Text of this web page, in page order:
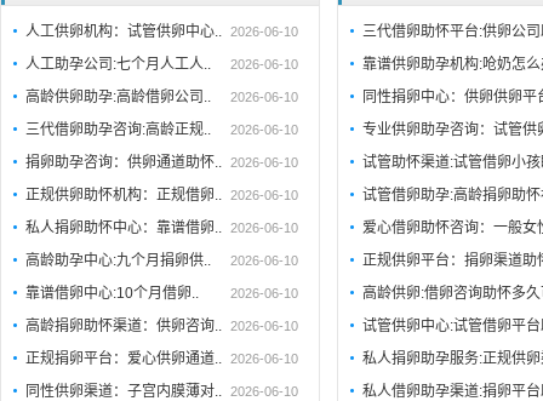
人工供卵机构：试管供卵中心.. 2026-06-10
人工助孕公司:七个月人工人.. 2026-06-10
高龄供卵助孕:高龄借卵公司.. 2026-06-10
三代借卵助孕咨询:高龄正规.. 2026-06-10
捐卵助孕咨询：供卵通道助怀.. 2026-06-10
正规供卵助怀机构：正规借卵.. 2026-06-10
私人捐卵助怀中心：靠谱借卵.. 2026-06-10
高龄助孕中心:九个月捐卵供.. 2026-06-10
靠谱借卵中心:10个月借卵.. 2026-06-10
高龄捐卵助怀渠道：供卵咨询.. 2026-06-10
正规捐卵平台：爱心供卵通道.. 2026-06-10
同性供卵渠道：子宫内膜薄对.. 2026-06-10
三代借卵助怀平台:供卵公
靠谱供卵助孕机构:呛奶怎
同性捐卵中心：供卵供卵
专业供卵助孕咨询：试管
试管助怀渠道:试管借卵小
试管借卵助孕:高龄捐卵助
爱心借卵助怀咨询：一般
正规供卵平台：捐卵渠道助
高龄供卵:借卵咨询助怀多
试管供卵中心:试管借卵平
私人捐卵助孕服务:正规供
私人借卵助孕渠道:捐卵平